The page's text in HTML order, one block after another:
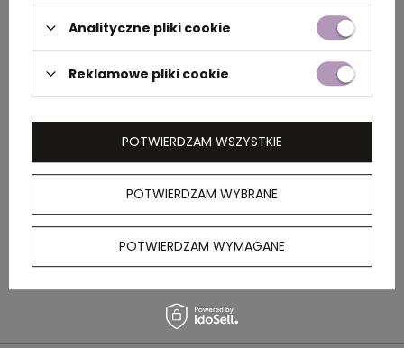
OPIS
którego można użyć również jako stojaka na
Analityczne pliki cookie
Reklamowe pliki cookie
POTWIERDZAM WYBRANE
POTWIERDZAM WYMAGANE
POTWIERDZAM WSZYSTKIE